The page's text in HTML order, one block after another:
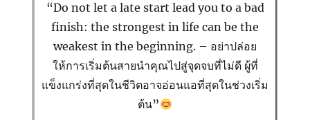
“Do not let a late start lead you to a bad
finish: the strongest in life can be the
weakest in the beginning. – อย่าปล่อย
ให้การเริ่มต้นสายนำคุณไปสู่จุดจบที่ไม่ดี ผู้ที่
แข็งแกร่งที่สุดในชีวิตอาจอ่อนแอที่สุดในช่วงเริ่ม
ต้น”